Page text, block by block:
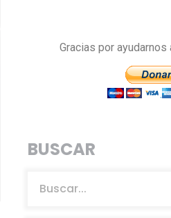
Gracias por
BUSCAR